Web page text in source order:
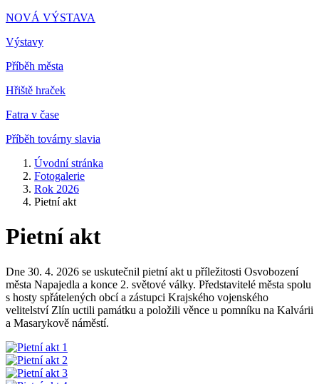
NOVÁ VÝSTAVA
Výstavy
Příběh města
Hřiště hraček
Fatra v čase
Příběh továrny slavia
Úvodní stránka
Fotogalerie
Rok 2026
Pietní akt
Pietní akt
Dne 30. 4. 2026 se uskutečnil pietní akt u příležitosti Osvobození
města Napajedla a konce 2. světové války. Představitelé města spolu
s hosty spřátelených obcí a zástupci Krajského vojenského
velitelství Zlín uctili památku a položili věnce u pomníku na Kalvárii
a Masarykově náměstí.